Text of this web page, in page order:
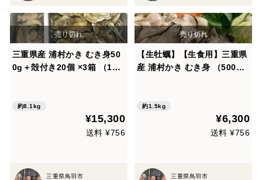
三重県産 浦村かき むき身50
0g＋殻付き20個 ×3箱 （1箱
【生食用】 母の日父の日
約8.1kg
¥15,300
送料 ¥756
三重県鳥羽市
【生牡蠣】【生食用】三重県
産 浦村かき むき身 （500
暮 熨斗 女子会 父の日 【父の
日ギフト】【生で食べれる美
約1.5kg
¥6,300
送料 ¥756
三重県鳥羽市